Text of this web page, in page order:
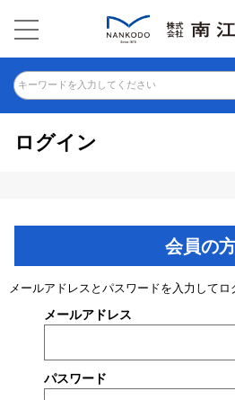
キーワードを入力してください
ログイン
会員の
メールアドレスとパスワードを入力してロ
メールアドレス
パスワード